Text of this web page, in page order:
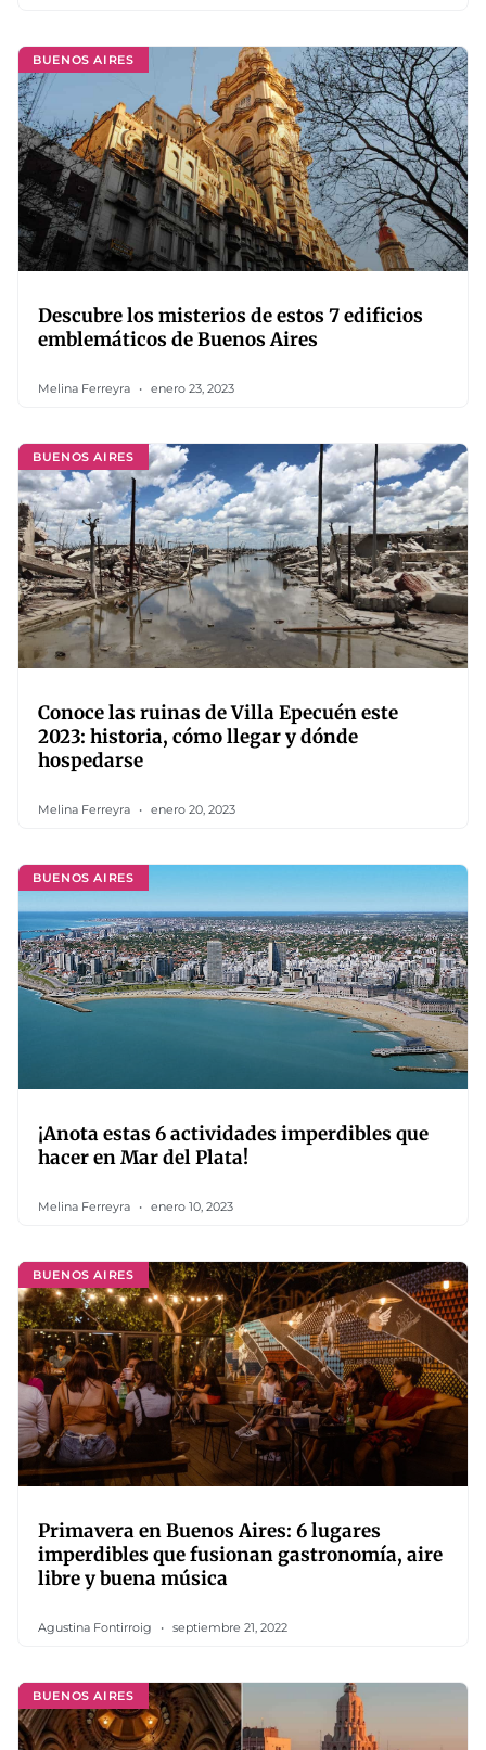
BUENOS AIRES
Descubre los misterios de estos 7 edificios
emblemáticos de Buenos Aires
Melina Ferreyra enero 23, 2023
BUENOS AIRES
Conoce las ruinas de Villa Epecuén este
2023: historia, cómo llegar y dónde
hospedarse
Melina Ferreyra enero 20, 2023
BUENOS AIRES
¡Anota estas 6 actividades imperdibles que
hacer en Mar del Plata!
Melina Ferreyra enero 10, 2023
BUENOS AIRES
Primavera en Buenos Aires: 6 lugares
imperdibles que fusionan gastronomía, aire
libre y buena música
Agustina Fontirroig septiembre 21, 2022
BUENOS AIRES